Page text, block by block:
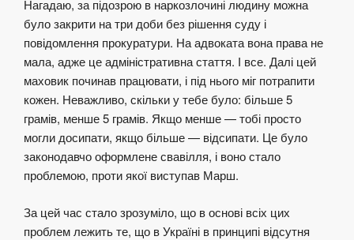
Нагадаю, за підозрою в наркозлочині людину можна
було закрити на три доби без рішення суду і
повідомлення прокуратури. На адвоката вона права не
мала, адже це адміністративна стаття. І все. Далі цей
маховик починав працювати, і під нього міг потрапити
кожен. Неважливо, скільки у тебе було: більше 5
грамів, менше 5 грамів. Якщо менше — тобі просто
могли досипати, якщо більше — відсипати. Це було
законодавчо оформлене свавілля, і воно стало
проблемою, проти якої виступав Марш.
За цей час стало зрозуміло, що в основі всіх цих
проблем лежить те, що в Україні в принципі відсутня